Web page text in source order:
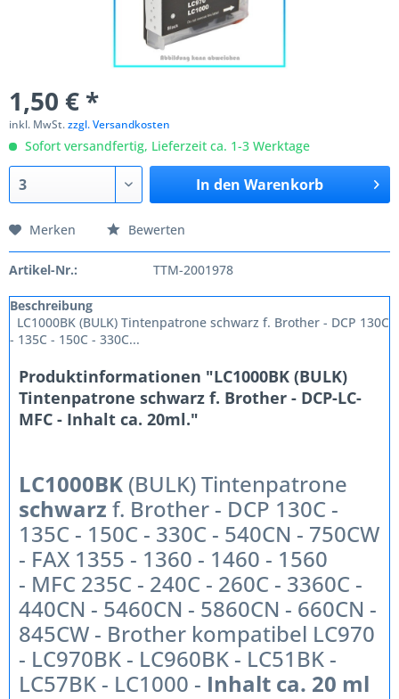
1,50 € *
inkl. MwSt.zzgl. Versandkosten
Sofort versandfertig, Lieferzeit ca. 1-3 Werktage
In den Warenkorb
Merken Bewerten
Artikel-Nr.: TTM-2001978
Beschreibung
LC1000BK (BULK) Tintenpatrone schwarz f. Brother - DCP 130C
- 135C - 150C - 330C...
Produktinformationen "LC1000BK (BULK)
Tintenpatrone schwarz f. Brother - DCP-LC-
MFC - Inhalt ca. 20ml."
LC1000BK (BULK) Tintenpatrone
schwarz f. Brother - DCP 130C -
135C - 150C - 330C - 540CN - 750CW
- FAX 1355 - 1360 - 1460 - 1560
- MFC 235C - 240C - 260C - 3360C -
440CN - 5460CN - 5860CN - 660CN -
845CW - Brother kompatibel LC970
- LC970BK - LC960BK - LC51BK -
LC57BK - LC1000 - Inhalt ca. 20 ml